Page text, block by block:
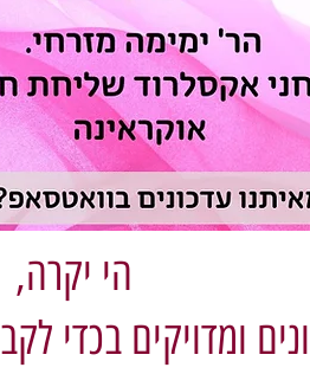
הי יקרה,
ומדויקים בכדי